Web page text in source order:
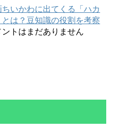
いかわに出てくる「ハカ
とは？豆知識の役割を考察
ントはまだありません